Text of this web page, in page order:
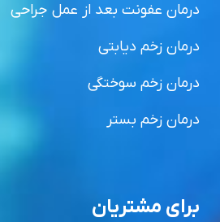
درمان عفونت بعد از عمل جراحی
درمان زخم دیابتی
درمان زخم سوختگی
درمان زخم بستر
برای مشتریان